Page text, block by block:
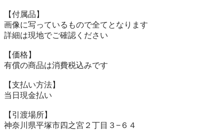
【付属品】
画像に写っているもので全てとなります
詳細は現地でご確認ください
【価格】
有償の商品は消費税込みです
【⽀払い⽅法】
当⽇現⾦払い
【引渡場所】
神奈川県平塚市四之宮２丁目３−６４